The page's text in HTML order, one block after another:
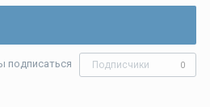
подписаться Подписчики 0